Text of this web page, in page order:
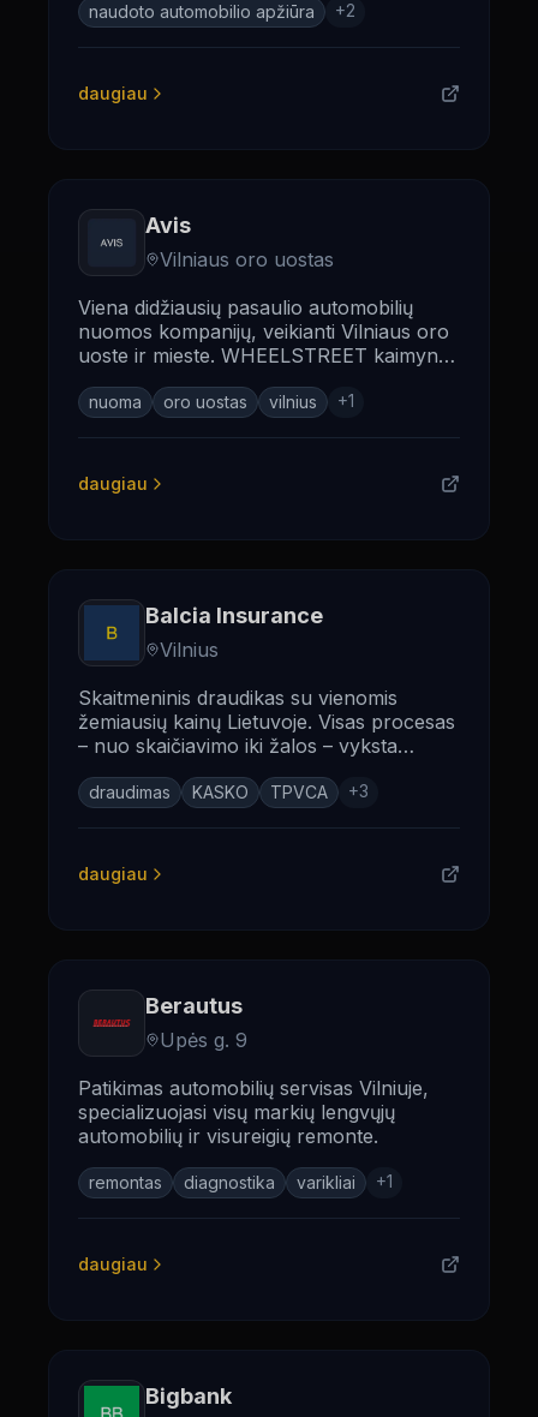
naudoto automobilio apžiūra
+2
daugiau
Avis
Vilniaus oro uostas
Viena didžiausių pasaulio automobilių
nuomos kompanijų, veikianti Vilniaus oro
uoste ir mieste. WHEELSTREET kaimynai
nuoma oro uostas vilnius +1
daugiau
Balcia Insurance
Vilnius
Skaitmeninis draudikas su vienomis
žemiausių kainų Lietuvoje. Visas procesas
– nuo skaičiavimo iki žalos – vyksta
draudimas KASKO TPVCA +3
daugiau
Berautus
Upės g. 9
Patikimas automobilių servisas Vilniuje,
specializuojasi visų markių lengvųjų
automobilių ir visureigių remonte.
remontas diagnostika varikliai +1
daugiau
Bigbank